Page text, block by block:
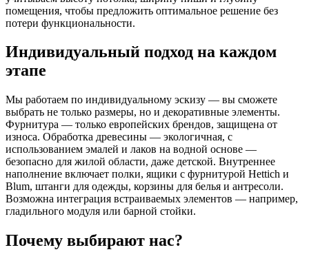
помещения, чтобы предложить оптимальное решение без
потери функциональности.
Индивидуальный подход на каждом
этапе
Мы работаем по индивидуальному эскизу — вы сможете
выбрать не только размеры, но и декоративные элементы.
Фурнитура — только европейских брендов, защищена от
износа. Обработка древесины — экологичная, с
использованием эмалей и лаков на водной основе —
безопасно для жилой области, даже детской. Внутреннее
наполнение включает полки, ящики с фурнитурой Hettich и
Blum, штанги для одежды, корзины для белья и антресоли.
Возможна интеграция встраиваемых элементов — например,
гладильного модуля или барной стойки.
Почему выбирают нас?